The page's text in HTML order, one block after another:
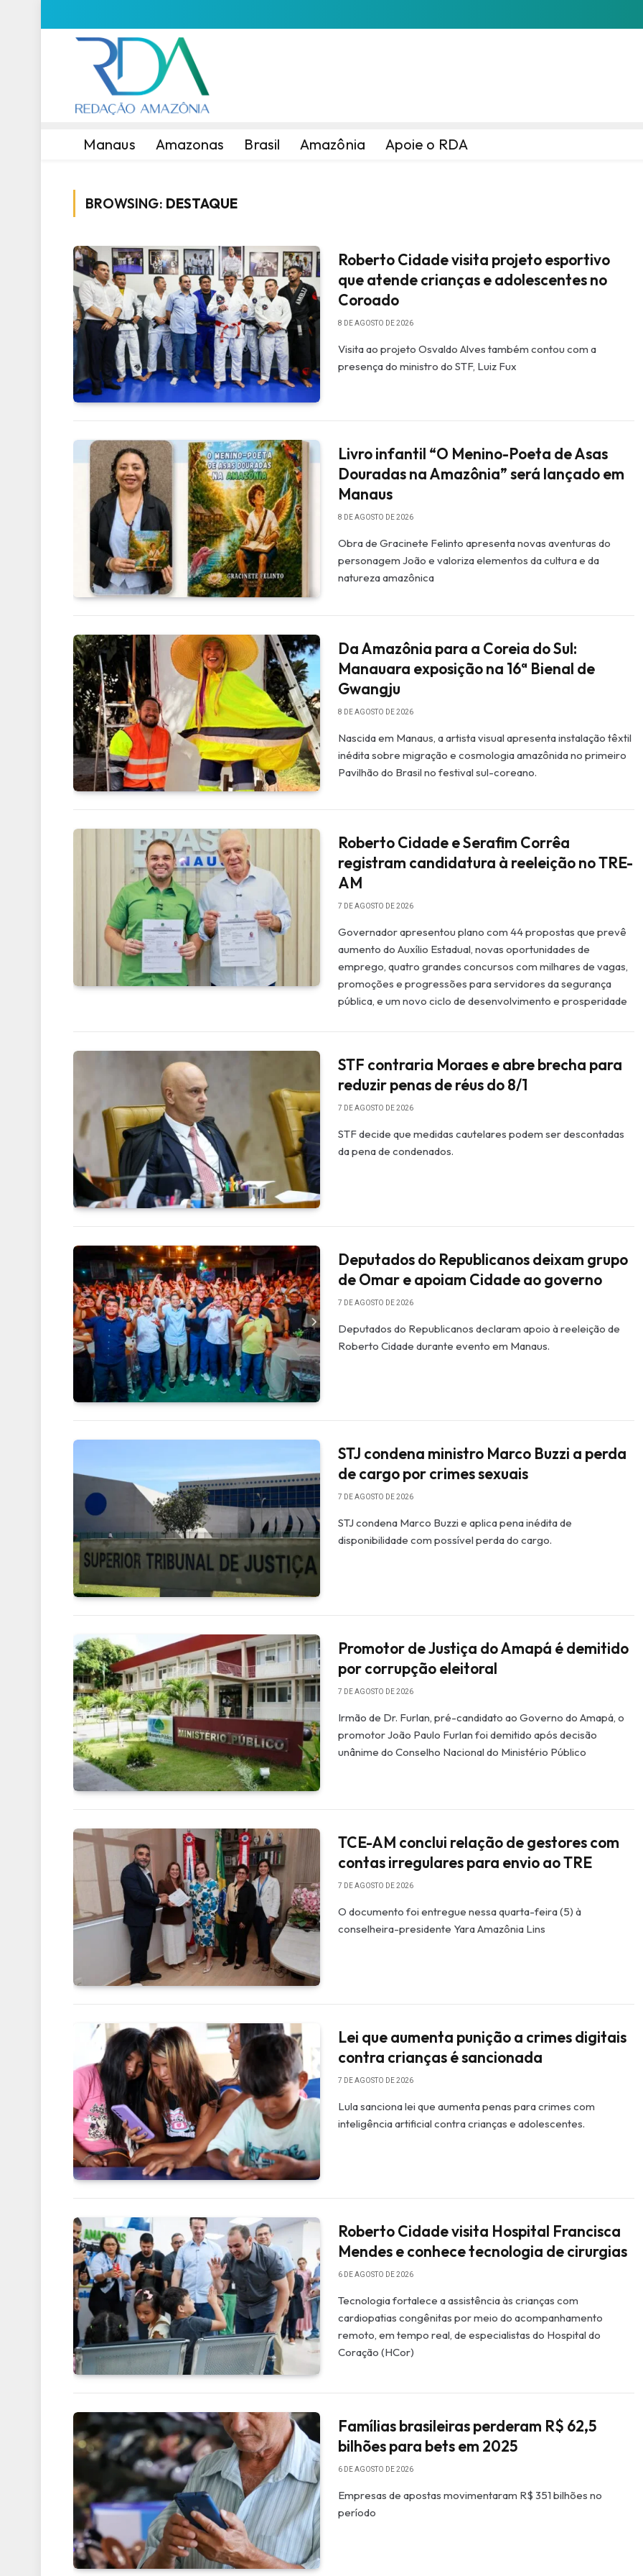
Manaus Amazonas Brasil Amazônia Apoie o RDA
BROWSING: DESTAQUE
Roberto Cidade visita projeto esportivo
que atende crianças e adolescentes no
Coroado
8 DE AGOSTO DE 2026
Visita ao projeto Osvaldo Alves também contou com a
presença do ministro do STF, Luiz Fux
Livro infantil “O Menino-Poeta de Asas
Douradas na Amazônia” será lançado em
Manaus
8 DE AGOSTO DE 2026
Obra de Gracinete Felinto apresenta novas aventuras do
personagem João e valoriza elementos da cultura e da
natureza amazônica
Da Amazônia para a Coreia do Sul:
Manauara exposição na 16ª Bienal de
Gwangju
8 DE AGOSTO DE 2026
Nascida em Manaus, a artista visual apresenta instalação têxtil
inédita sobre migração e cosmologia amazônida no primeiro
Pavilhão do Brasil no festival sul-coreano.
Roberto Cidade e Serafim Corrêa
registram candidatura à reeleição no TRE-
AM
7 DE AGOSTO DE 2026
Governador apresentou plano com 44 propostas que prevê
aumento do Auxílio Estadual, novas oportunidades de
emprego, quatro grandes concursos com milhares de vagas,
promoções e progressões para servidores da segurança
pública, e um novo ciclo de desenvolvimento e prosperidade
STF contraria Moraes e abre brecha para
reduzir penas de réus do 8/1
7 DE AGOSTO DE 2026
STF decide que medidas cautelares podem ser descontadas
da pena de condenados.
Deputados do Republicanos deixam grupo
de Omar e apoiam Cidade ao governo
7 DE AGOSTO DE 2026
Deputados do Republicanos declaram apoio à reeleição de
Roberto Cidade durante evento em Manaus.
STJ condena ministro Marco Buzzi a perda
de cargo por crimes sexuais
7 DE AGOSTO DE 2026
STJ condena Marco Buzzi e aplica pena inédita de
disponibilidade com possível perda do cargo.
Promotor de Justiça do Amapá é demitido
por corrupção eleitoral
7 DE AGOSTO DE 2026
Irmão de Dr. Furlan, pré-candidato ao Governo do Amapá, o
promotor João Paulo Furlan foi demitido após decisão
unânime do Conselho Nacional do Ministério Público
TCE-AM conclui relação de gestores com
contas irregulares para envio ao TRE
7 DE AGOSTO DE 2026
O documento foi entregue nessa quarta-feira (5) à
conselheira-presidente Yara Amazônia Lins
Lei que aumenta punição a crimes digitais
contra crianças é sancionada
7 DE AGOSTO DE 2026
Lula sanciona lei que aumenta penas para crimes com
inteligência artificial contra crianças e adolescentes.
Roberto Cidade visita Hospital Francisca
Mendes e conhece tecnologia de cirurgias
6 DE AGOSTO DE 2026
Tecnologia fortalece a assistência às crianças com
cardiopatias congênitas por meio do acompanhamento
remoto, em tempo real, de especialistas do Hospital do
Coração (HCor)
Famílias brasileiras perderam R$ 62,5
bilhões para bets em 2025
6 DE AGOSTO DE 2026
Empresas de apostas movimentaram R$ 351 bilhões no
período